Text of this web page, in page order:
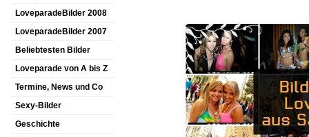
LoveparadeBilder 2008
LoveparadeBilder 2007
Beliebtesten Bilder
Loveparade von A bis Z
Termine, News und Co
Sexy-Bilder
Geschichte